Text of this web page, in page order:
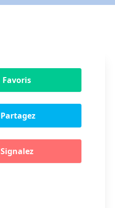
Favoris
Partagez
Signalez